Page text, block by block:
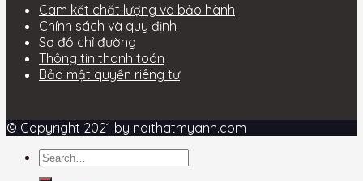
Cam kết chất lượng và bảo hành
Chính sách và quy định
Sơ đồ chỉ đường
Thông tin thanh toán
Bảo mật quyền riêng tư
© Copyright 2021 by noithatmyanh.com